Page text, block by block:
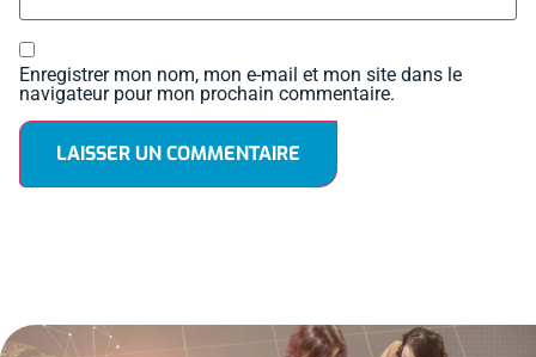
Enregistrer mon nom, mon e-mail et mon site dans le
navigateur pour mon prochain commentaire.